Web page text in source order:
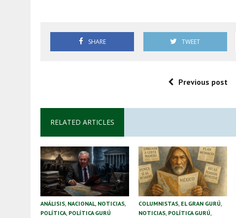
SHARE TWEET
Previous post
RELATED ARTICLES
ANÁLISIS, NACIONAL, NOTICIAS,
POLÍTICA, POLÍTICA GURÚ
COLUMNISTAS, EL GRAN GURÚ,
NOTICIAS, POLÍTICA GURÚ,